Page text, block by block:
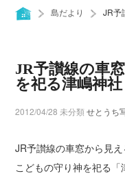
島だより JR予
JR予讃線の車
を祀る津嶋神社
2012/04/28 未分類せとうち
JR予讃線の車窓から見
こどもの守り神を祀る「